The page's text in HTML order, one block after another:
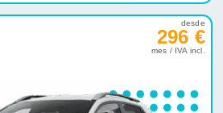
desde
296 €
mes / IVA incl.